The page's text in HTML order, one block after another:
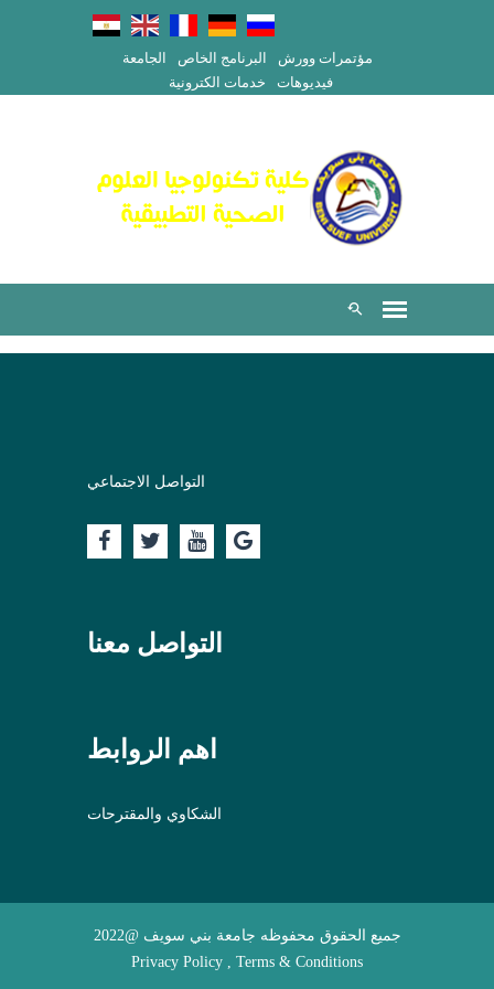
الجامعة البرنامج الخاص
مؤتمرات وورش
خدمات الكترونية
فيديوهات
التواصل الاجتماعي
التواصل معنا
اهم الروابط
الشكاوي والمقترحات
جميع الحقوق محفوظه جامعة بني سويف @2022
Privacy Policy , Terms & Conditions